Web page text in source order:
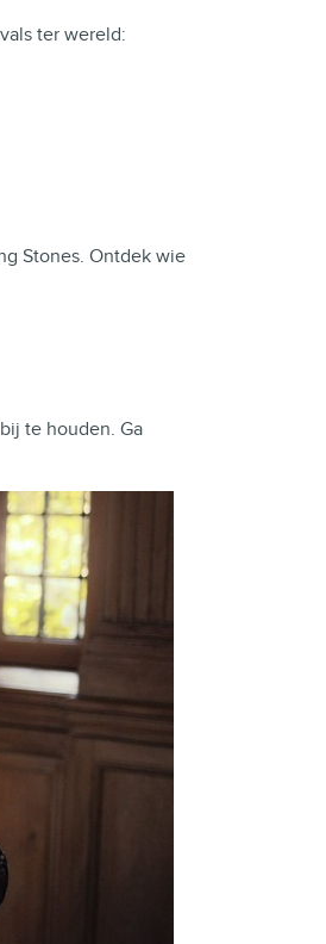
ter wereld:
Stones. Ontdek wie
te houden. Ga